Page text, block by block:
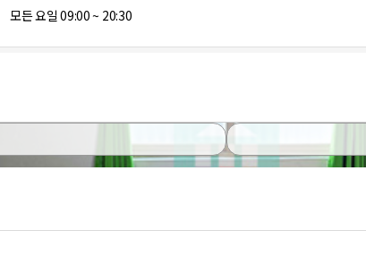
모든 요일 09:00 ~ 20:30